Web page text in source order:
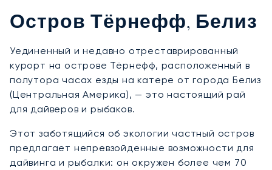
Остров Тёрнефф, Белиз
Уединенный и недавно отреставрированный
курорт на острове Тёрнефф, расположенный в
полутора часах езды на катере от города Белиз
(Центральная Америка), — это настоящий рай
для дайверов и рыбаков.
Этот заботящийся об экологии частный остров
предлагает непревзойденные возможности для
дайвинга и рыбалки: он окружен более чем 70